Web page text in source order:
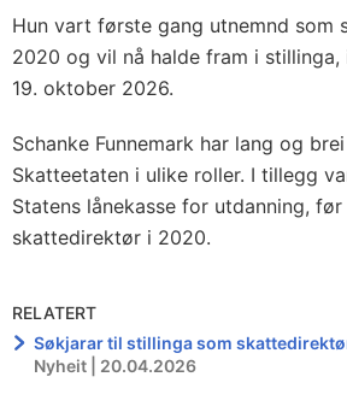
Hun vart første gang utnemnd som
2020 og vil nå halde fram i
19. oktober 2026.
Schanke Funnemark har lang og
Skatteetaten i ulike roller. I tillegg
Statens lånekasse for utdanning,
skattedirektør i 2020.
RELATERT
Søkjarar til stillinga som
Nyheit | 20.04.2026